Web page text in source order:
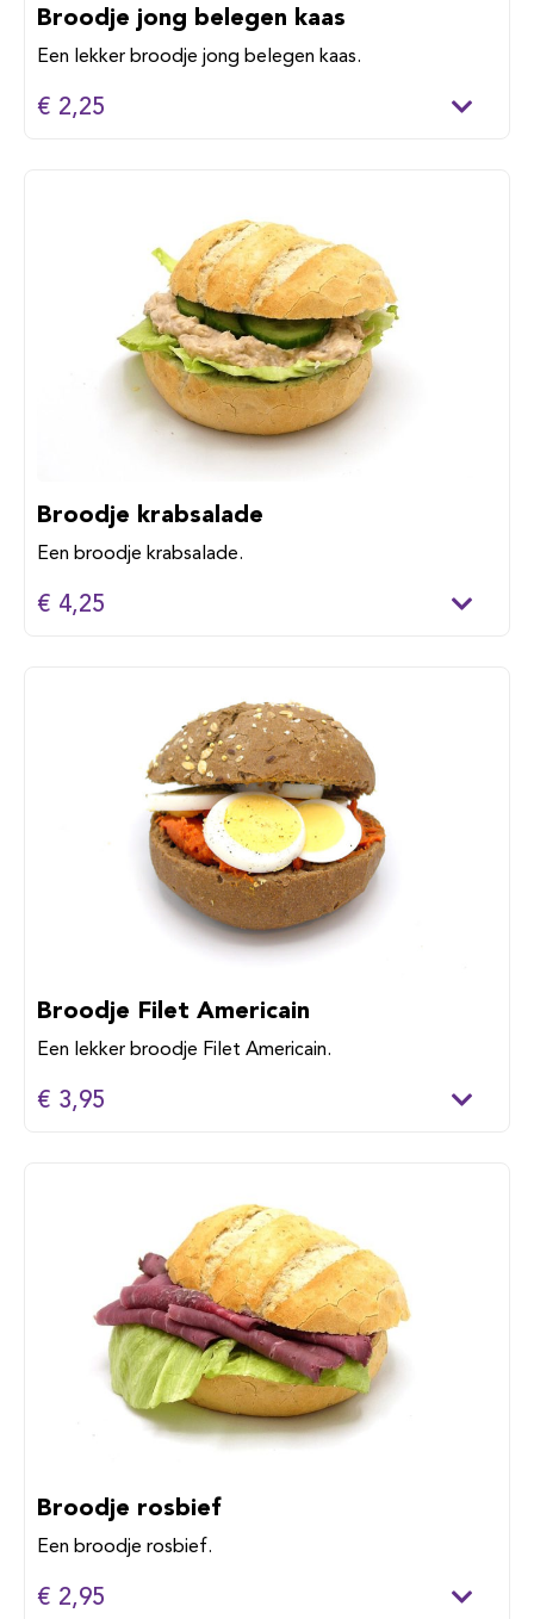
Broodje jong belegen kaas
Een lekker broodje jong belegen kaas.
€ 2,25
Broodje krabsalade
Een broodje krabsalade.
€ 4,25
Broodje Filet Americain
Een lekker broodje Filet Americain.
€ 3,95
Broodje rosbief
Een broodje rosbief.
€ 2,95